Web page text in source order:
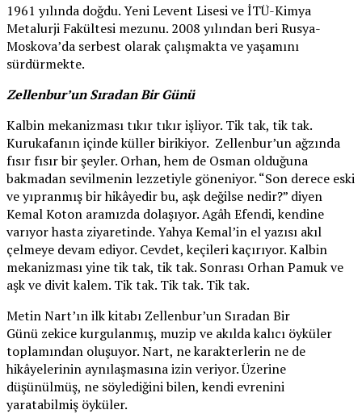
1961 yılında doğdu. Yeni Levent Lisesi ve İTÜ-Kimya
Metalurji Fakültesi mezunu. 2008 yılından beri Rusya-
Moskova’da serbest olarak çalışmakta ve yaşamını
sürdürmekte.
Zellenbur’un Sıradan Bir Günü
Kalbin mekanizması tıkır tıkır işliyor. Tik tak, tik tak.
Kurukafanın içinde küller birikiyor. Zellenbur’un ağzında
fısır fısır bir şeyler. Orhan, hem de Osman olduğuna
bakmadan sevilmenin lezzetiyle göneniyor. “Son derece eski
ve yıpranmış bir hikâyedir bu, aşk değilse nedir?” diyen
Kemal Koton aramızda dolaşıyor. Agâh Efendi, kendine
varıyor hasta ziyaretinde. Yahya Kemal’in el yazısı akıl
çelmeye devam ediyor. Cevdet, keçileri kaçırıyor. Kalbin
mekanizması yine tik tak, tik tak. Sonrası Orhan Pamuk ve
aşk ve divit kalem. Tik tak. Tik tak. Tik tak.
Metin Nart’ın ilk kitabı Zellenbur’un Sıradan Bir
Günü zekice kurgulanmış, muzip ve akılda kalıcı öyküler
toplamından oluşuyor. Nart, ne karakterlerin ne de
hikâyelerinin aynılaşmasına izin veriyor. Üzerine
düşünülmüş, ne söylediğini bilen, kendi evrenini
yaratabilmiş öyküler.